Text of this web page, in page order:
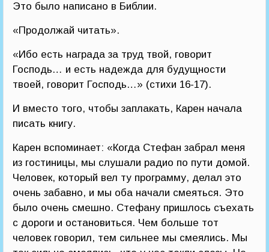
Это было написано в Библии.
«Продолжай читать».
«Ибо есть награда за труд твой, говорит
Господь… и есть надежда для будущности
твоей, говорит Господь…» (стихи 16-17).
И вместо того, чтобы заплакать, Карен начала
писать книгу.
Карен вспоминает: «Когда Стефан забрал меня
из гостиницы, мы слушали радио по пути домой.
Человек, который вел ту программу, делал это
очень забавно, и мы оба начали смеяться. Это
было очень смешно. Стефану пришлось съехать
с дороги и остановиться. Чем больше тот
человек говорил, тем сильнее мы смеялись. Мы